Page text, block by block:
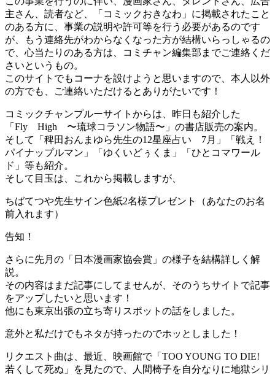
主さん、読者など、「コミックおきなわ」に掲載されたこと
のある方に、事業の説明や許可等を行う必要があるのです
が、もう連絡先がわからなくなった方が結構いらっしゃるの
で、心当たりのある方は、コミチャン編集部までご連絡くだ
さいというもの。
このサイトでもコーナを設けようと思いますので、本人以外
の方でも、ご連絡いただけるとありがたいです！
コミックチャンプルーサイトからは、昨日も紹介した
「Fly High 〜琉球コラソン物語〜」の書店販売の案内。
そして「稗田おんまゆら先生の12星座占い 7月」「戦え！
パイナップルマン」「ゆくいどぅくま」「ひとコマワール
ド」等も紹介。
そして目玉は、これから掲載しますが、
ちばてつや先生サイン色紙2名様プレゼント（あなたのお名
前入れます）
告知！
さらに先月の「日本漫画家協会賞」の様子を結構詳しく解
説。
その内容はまだ記事にしてませんが、そのうちサイトで記事
をアップしたいと思います！
他にも東京出張の立ち寄りスポットの話をしました。
意外と私だけでもネタが持ったのでホッとしました！
リクエスト曲は、最近、映画館で「TOO YOUNG TO DIE!
若くして死ぬ」を見たので、人間椅子を自分なりに地獄シリ